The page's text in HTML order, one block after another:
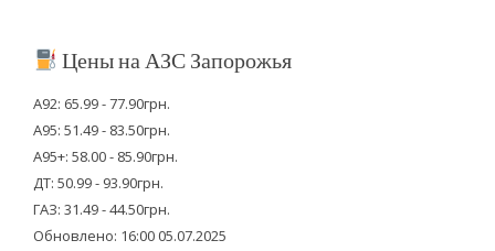
Цены на АЗС Запорожья
А92: 65.99 - 77.90грн.
А95: 51.49 - 83.50грн.
А95+: 58.00 - 85.90грн.
ДТ: 50.99 - 93.90грн.
ГАЗ: 31.49 - 44.50грн.
Обновлено: 16:00 05.07.2025